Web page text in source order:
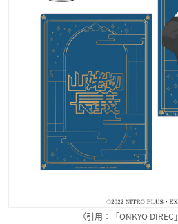
（引用：「ONKYO DIREC」